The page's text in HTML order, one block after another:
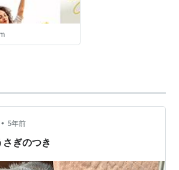
• 5年前
ぎのつき